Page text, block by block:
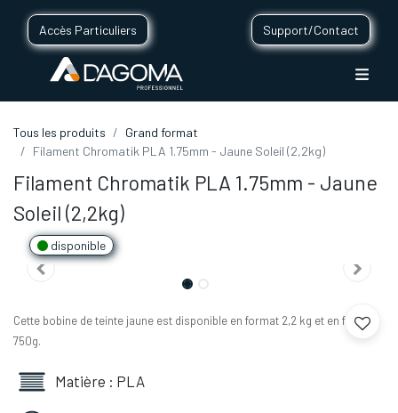
Accès Particuliers Support/Contact
Tous les produits
Grand format
Filament Chromatik PLA 1.75mm - Jaune Soleil (2,2kg)
Filament Chromatik PLA 1.75mm - Jaune
Soleil (2,2kg)
disponible
Cette bobine de teinte jaune est disponible en format 2,2 kg et en format
750g.
Matière : PLA